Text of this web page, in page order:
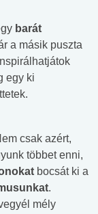
barát
a másik puszta
egy ki
csak azért,
többet enni,
bocsát ki a
.
mély